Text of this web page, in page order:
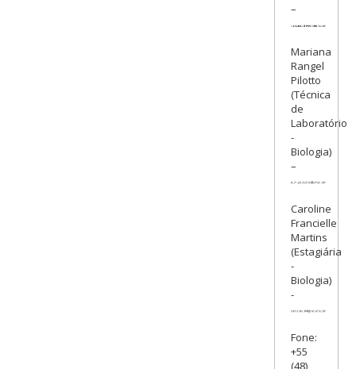
–
Mariana
Rangel
Pilotto
(Técnica
de
Laboratório
-
Biologia)
–
Caroline
Francielle
Martins
(Estagiária
-
Biologia)
-
Fone:
+55
(48)